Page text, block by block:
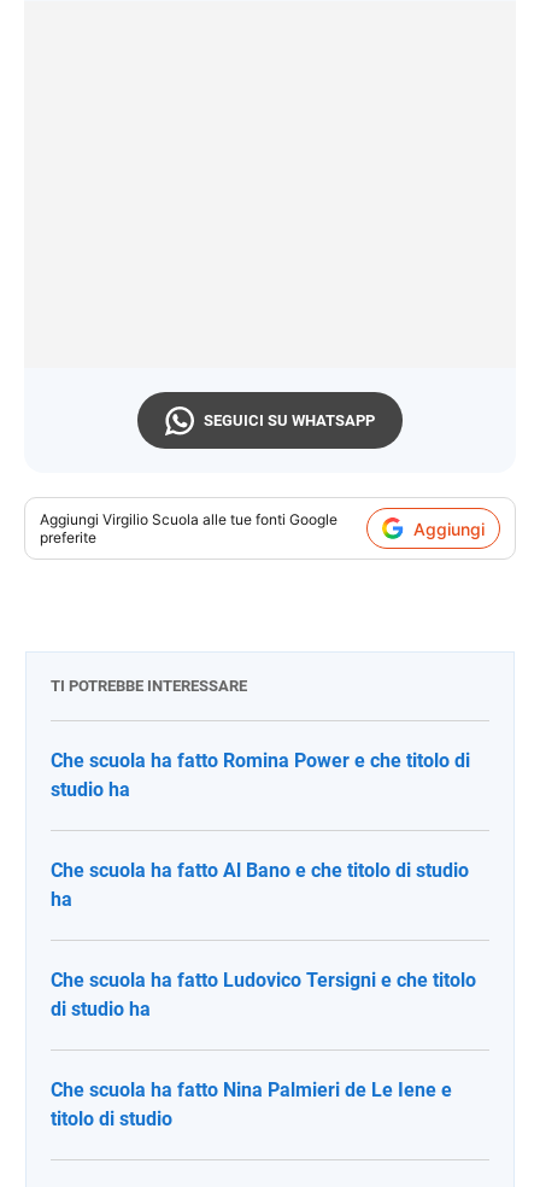
SEGUICI SU WHATSAPP
Aggiungi Virgilio Scuola alle tue fonti Google
preferite
Aggiungi
TI POTREBBE INTERESSARE
Che scuola ha fatto Romina Power e che titolo di
studio ha
Che scuola ha fatto Al Bano e che titolo di studio
ha
Che scuola ha fatto Ludovico Tersigni e che titolo
di studio ha
Che scuola ha fatto Nina Palmieri de Le Iene e
titolo di studio